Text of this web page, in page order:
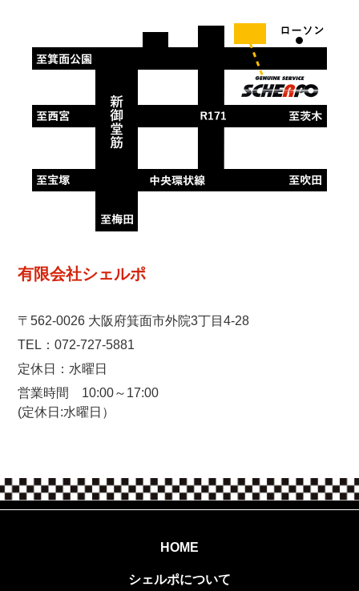
有限会社シェルポ
〒562-0026 大阪府箕面市外院3丁目4-28
TEL： 072-727-5881
定休日：水曜日
営業時間 10:00～17:00
​​​​​​​(定休日:水曜日）
HOME
シェルポについて